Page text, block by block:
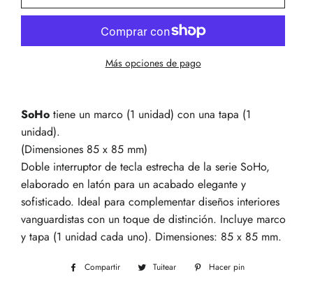
Más opciones de pago
SoHo tiene un marco (1 unidad) con una tapa (1
unidad).‎
(Dimensiones 85 x 85 mm)
Doble interruptor de tecla estrecha de la serie SoHo,
elaborado en latón para un acabado elegante y
sofisticado. Ideal para complementar diseños interiores
vanguardistas con un toque de distinción. Incluye marco
y tapa (1 unidad cada uno). Dimensiones: 85 x 85 mm.
Compartir
CompartirTuitear
Tuitear
Hacer pin